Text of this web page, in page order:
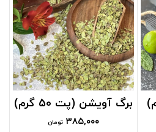
برگ آویشن (پت 50 گرم)
۳۸۵,۰۰۰ تومان